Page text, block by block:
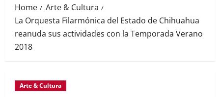
Home
Arte & Cultura
La Orquesta Filarmónica del Estado de Chihuahua
reanuda sus actividades con la Temporada Verano
2018
Arte & Cultura